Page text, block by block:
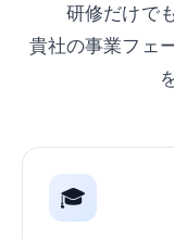
研修だけで
貴社の事業フェ
🎓